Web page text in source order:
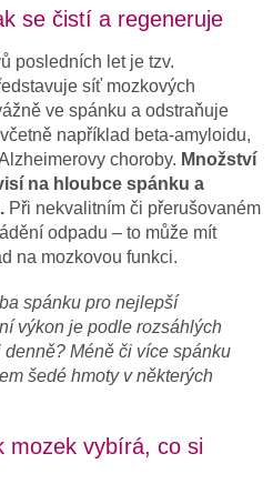
se čistí a regeneruje
posledních let je tzv.
síť mozkových
ve spánku a odstraňuje
například beta-amyloidu,
choroby. Množství
na hloubce spánku a
Při nekvalitním či přerušovaném
odpadu – to může mít
na mozkovou funkci.
spánku pro nejlepší
výkon je podle rozsáhlých
Méně či více spánku
šedé hmoty v některých
mozek vybírá, co si